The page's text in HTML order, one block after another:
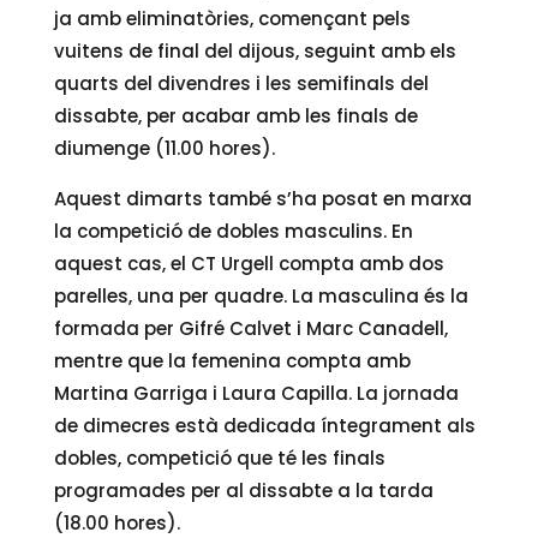
ja amb eliminatòries, començant pels
vuitens de final del dijous, seguint amb els
quarts del divendres i les semifinals del
dissabte, per acabar amb les finals de
diumenge (11.00 hores).
Aquest dimarts també s’ha posat en marxa
la competició de dobles masculins. En
aquest cas, el CT Urgell compta amb dos
parelles, una per quadre. La masculina és la
formada per Gifré Calvet i Marc Canadell,
mentre que la femenina compta amb
Martina Garriga i Laura Capilla. La jornada
de dimecres està dedicada íntegrament als
dobles, competició que té les finals
programades per al dissabte a la tarda
(18.00 hores).